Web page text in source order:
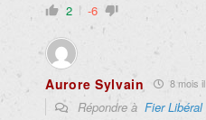
2 -6
Aurore Sylvain 8 mois
Répondre à Fier Libéral